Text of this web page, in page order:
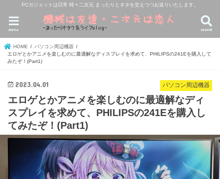
PCガジェットは日常 時々二次元 まったりとネタを交えつつお送りいたします。
search
menu
HOME
パソコン周辺機器
エロゲとかアニメを楽しむのに最適解なディスプレイを求めて、PHILIPSの241Eを購入して
みたぞ！(Part1)
パソコン周辺機器
2023.04.01
エロゲとかアニメを楽しむのに最適解なディ
スプレイを求めて、PHILIPSの241Eを購入し
てみたぞ！(Part1)